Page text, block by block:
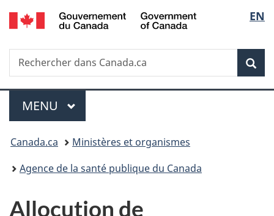
Passer
au
principal
Passer
à
Au
du
Passer
à
version
simplifiée
de
la
EN
Recherche
Rechercher
dans
Menu
MENU PRINCIPAL
Vous
êtes
Canada.ca
Ministères et organismes
Agence de la santé publique du Canada
Allocution de